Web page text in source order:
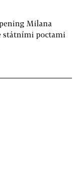
Milana
státními poctami